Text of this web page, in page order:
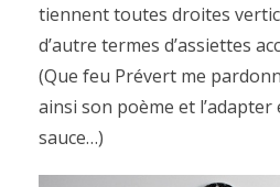
tiennent toutes droites
d’autre termes d’assiettes
(Que feu Prévert me
ainsi son poème et
sauce…)